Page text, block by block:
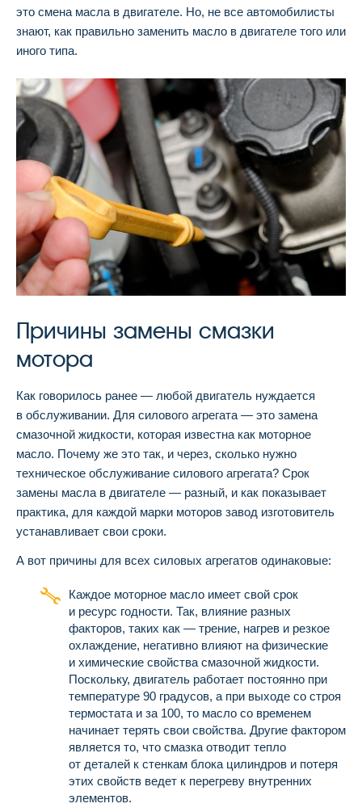
это смена масла в двигателе. Но, не все автомобилисты
знают, как правильно заменить масло в двигателе того или
иного типа.
Причины замены смазки
мотора
Как говорилось ранее — любой двигатель нуждается
в обслуживании. Для силового агрегата — это замена
смазочной жидкости, которая известна как моторное
масло. Почему же это так, и через, сколько нужно
техническое обслуживание силового агрегата? Срок
замены масла в двигателе — разный, и как показывает
практика, для каждой марки моторов завод изготовитель
устанавливает свои сроки.
А вот причины для всех силовых агрегатов одинаковые:
Каждое моторное масло имеет свой срок
и ресурс годности. Так, влияние разных
факторов, таких как — трение, нагрев и резкое
охлаждение, негативно влияют на физические
и химические свойства смазочной жидкости.
Поскольку, двигатель работает постоянно при
температуре 90 градусов, а при выходе со строя
термостата и за 100, то масло со временем
начинает терять свои свойства. Другие фактором
является то, что смазка отводит тепло
от деталей к стенкам блока цилиндров и потеря
этих свойств ведет к перегреву внутренних
элементов.